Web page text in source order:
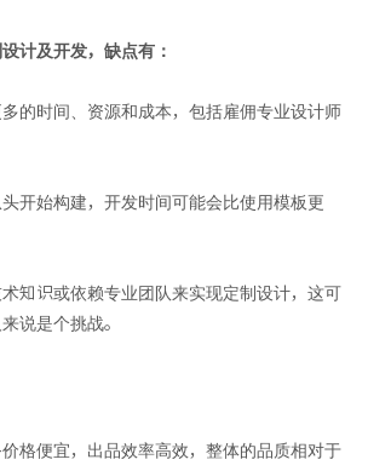
计及开发，缺点有：
的时间、资源和成本，包括雇佣专业设计师
开始构建，开发时间可能会比使用模板更
知识或依赖专业团队来实现定制设计，这可
说是个挑战。
格便宜，出品效率高效，整体的品质相对于